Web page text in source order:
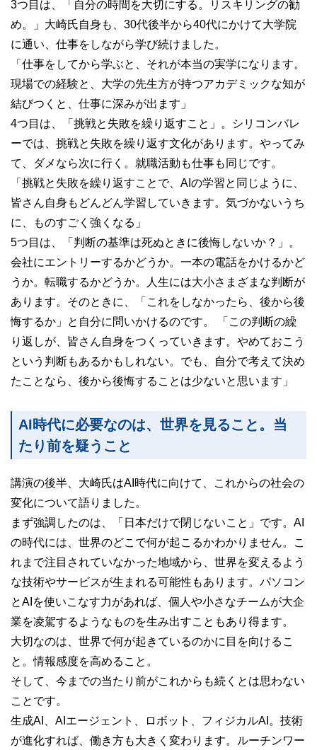
3つ目は、「自分の時間を大切にする。リスキリングの勧
め。」大崎氏自身も、30代後半から40代にかけて大学院
に通い、仕事をしながら学び続けました。
「仕事をしてから学ぶと、それが本当の実学になります。
現場での経験と、大学の先生方が持つアカデミックな知が
結びつくと、仕事に深みが出ます」
4つ目は、「挑戦と失敗を繰り返すこと」。シリコンバレ
ーでは、挑戦と失敗を繰り返す文化があります。やってみ
て、ダメなら次に行く。就職活動も仕事も同じです。
「挑戦と失敗を繰り返すことで、AIの学習と同じように、
皆さん自身もどんどん学習していきます。気づかないうち
に、ものすごく強くなる」
5つ目は、「判断の基準は死ぬときに後悔しないか？」。
会社にエントリーするかどうか。一本の電話をかけるかど
うか。転職するかどうか。人生には大小さまざまな判断が
あります。そのときに、「これをしなかったら、後から後
悔するか」と自分に問いかけるのです。 「この判断の繰
り返しが、皆さん自身をつくっていきます。やめておこう
という判断もあるかもしれない。でも、自分で考えて決め
たことなら、後から後悔することは少ないと思います」
AI時代に必要なのは、世界を見ること。当
たり前を疑うこと
講演の後半、大崎氏はAI時代に向けて、これからの社会の
変化について語りました。
まず強調したのは、「日本だけで閉じないこと」です。AI
の時代には、世界のどこで何が起こるかわかりません。こ
れまで注目されていなかった地域から、世界を変えるよう
な技術やサービスが生まれる可能性もあります。パソコン
とAIを使いこなす力があれば、個人や小さなチームが大企
業を凌駕するようなものを生み出すこともあり得ます。
大切なのは、世界で何が起きているのかに目を向けるこ
と。情報感度を高めること。
そして、今までの当たり前がこれからも続くとは思わない
ことです。
生成AI、AIエージェント、ロボット、フィジカルAI。技術
が進化すれば、働き方も大きく変わります。ルーチンワー